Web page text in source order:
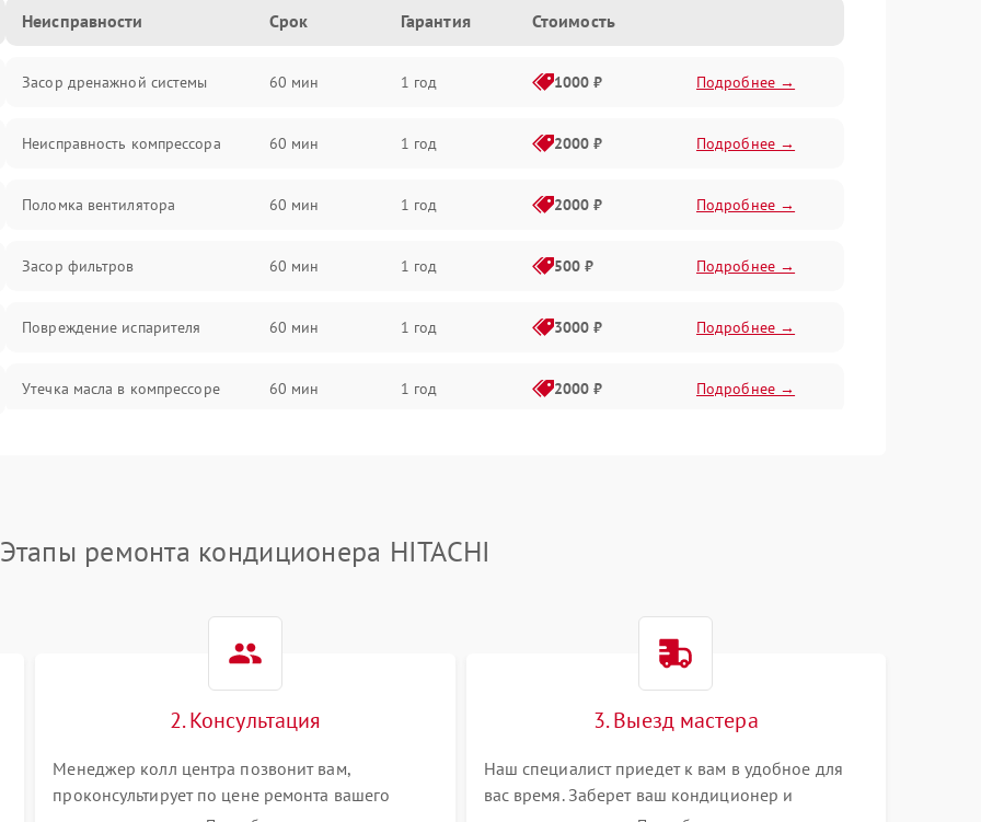
Неисправности Срок Гарантия Стоимость
Засор дренажной системы 60 мин 1 год 1000 ₽ Подробнее →
Неисправность компрессора 60 мин 1 год 2000 ₽ Подробнее →
Поломка вентилятора 60 мин 1 год 2000 ₽ Подробнее →
Засор фильтров 60 мин 1 год 500 ₽ Подробнее →
Повреждение испарителя 60 мин 1 год 3000 ₽ Подробнее →
Утечка масла в компрессоре 60 мин 1 год 2000 ₽ Подробнее →
Этапы ремонта кондиционера HITACHI
2. Консультация
Менеджер колл центра позвонит вам,
проконсультирует по цене ремонта вашего
3. Выезд мастера
Наш специалист приедет к вам в удобное для
вас время. Заберет ваш кондиционер и